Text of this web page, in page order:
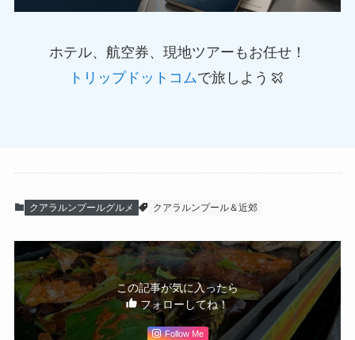
ホテル、航空券、現地ツアーもお任せ！
トリップドットコムで旅しよう
クアラルンプールグルメ クアラルンプール＆近郊
この記事が気に入ったら
フォローしてね！
Follow Me